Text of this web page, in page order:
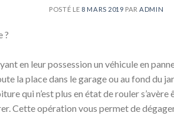
POSTÉ LE 8 MARS 2019 PAR ADMIN
?
en leur possession un véhicule en
la place dans le garage ou au fond du
qui n’est plus en état de rouler
Cette opération vous permet de